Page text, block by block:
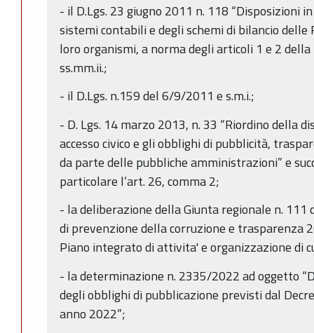
- il D.Lgs. 23 giugno 2011 n. 118 “Disposizioni
sistemi contabili e degli schemi di bilancio delle
loro organismi, a norma degli articoli 1 e 2 della
ss.mm.ii.;
- il D.Lgs. n.159 del 6/9/2011 e s.m.i.;
- D. Lgs. 14 marzo 2013, n. 33 “Riordino della
accesso civico e gli obblighi di pubblicità,
da parte delle pubbliche amministrazioni” e
particolare l’art. 26, comma 2;
- la deliberazione della Giunta regionale n.
di prevenzione della corruzione e trasparenza
Piano integrato di attivita' e organizzazione di
- la determinazione n. 2335/2022 ad oggetto
degli obblighi di pubblicazione previsti dal
anno 2022”;